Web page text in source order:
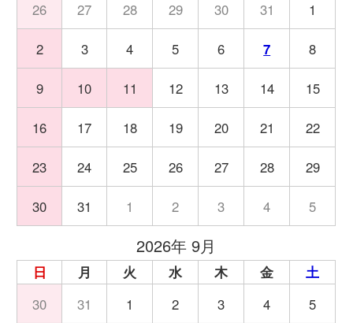
26
27 28 29 30 31 1
2 3 4 5 6 7 8
9 10 11 12 13 14 15
16 17 18 19 20 21 22
23 24 25 26 27 28 29
30 31 1 2 3 4 5
2026年 9月
日 月 火 水 木 金
土
30
31 1 2 3 4 5